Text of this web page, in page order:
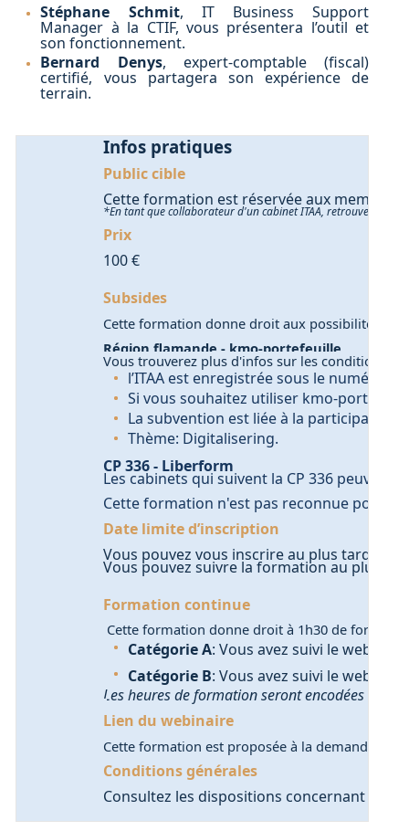
Stéphane Schmit, IT Business Support
Manager à la CTIF, vous présentera l’outil et
son fonctionnement.
Bernard Denys, expert-comptable (fiscal)
certifié, vous partagera son expérience de
terrain.
Infos pratiques
Public cible
Cette formation est réservée aux membres
*En tant que collaborateur d'un cabinet ITAA, retrouvez
Prix
100 €
Subsides
Cette formation donne droit aux possibilités de
Région flamande - kmo-portefeuille
Vous trouverez plus d'infos sur les conditions
l’ITAA est enregistrée sous le numéro
Si vous souhaitez utiliser kmo-
La subvention est liée à la participation
Thème: Digitalisering.
CP 336 - Liberform
Les cabinets qui suivent la CP 336
Cette formation n'est pas reconnue pour
Date limite d’inscription
Vous pouvez vous inscrire au plus tard
Vous pouvez suivre la formation au plus
Formation continue
Cette formation donne droit à 1h30 de
Catégorie A: Vous avez suivi le
Catégorie B: Vous avez suivi le
Les heures de formation seront encodées en
Lien du webinaire
Cette formation est proposée à la demande et
Conditions générales
Consultez les dispositions concernant le